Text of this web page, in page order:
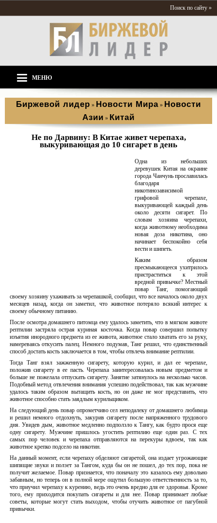
Поиск по сайту »
МЕНЮ
Биржевой лидер » Новости Мира » Новости
Азии » Китай
Не по Дарвину: В Китае живет черепаха,
выкуривающая до 10 сигарет в день
Одна из небольших
деревушек Китая на окраине
города Чанчунь прославилась
благодаря
никотинозависимой
грифовой черепахе,
выкуривающей каждый день
около десяти сигарет. По
словам хозяина черепахи,
когда животному необходима
новая доза никотина, оно
начинает беспокойно себя
вести и шипеть.
Каким образом
пресмыкающееся ухитрилось
пристраститься к этой
вредной привычке? Местный
повар Танг, помогающий
своему хозяину ухаживать за черепашкой, сообщил, что все началось около двух
месяцев назад, когда он заметил, что животное потеряло всякий интерес к
своему обычному питанию.
После осмотра домашнего питомца ему удалось заметить, что в мягком животе
рептилии застряла острая куриная косточка. Когда повар совершил попытку
изъятия инородного предмета из ее живота, животное стало хватать его за руку,
намереваясь откусить палец. Немного подумав, Танг решил, что единственный
способ достать кость заключается в том, чтобы отвлечь внимание рептилии.
Тогда Танг взял зажженную сигарету, которую курил, и дал ее черепахе,
положив сигарету в ее пасть. Черепаха заинтересовалась новым предметом и
больше не пожелала отпускать сигарету. Занятие затянулось на несколько часов.
Подобный метод отвлечения внимания успешно подействовал, так как мужчине
удалось таким образом вытащить кость, но он даже не мог представить, что
животное способно стать заядлым курильщиком.
На следующий день повар опрометчиво сел неподалеку от домашнего любимца
и решил немного отдохнуть, закурив сигарету после напряженного трудового
дня. Увидев дым, животное медленно подползло к Тангу, как будто прося еще
одну сигарету. Мужчине пришлось угостить рептилию еще один раз. С тех
самых пор человек и черепаха отправляются на перекуры вдвоем, так как
животное крепко подсело на никотин.
На данный момент, если черепаху обделяют сигаретой, она издает угрожающие
шипящие звуки и ползет за Тангом, куда бы он не пошел, до тех пор, пока не
получит желаемое. Повар признается, что поначалу это казалось ему довольно
забавным, но теперь он в полной мере ощутил большую ответственность за то,
что приучил черепаху к курению, ведь это очень вредно для ее здоровья. Кроме
того, ему приходится покупать сигареты и для нее. Повар принимает любые
советы, которые могут стать выходом, чтобы отучить животное от пагубной
привычки.